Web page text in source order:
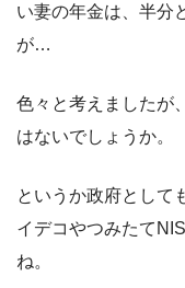
い妻の年金は、半分
が…
色々と考えましたが
はないでしょうか。
というか政府として
イデコやつみたて
ね。